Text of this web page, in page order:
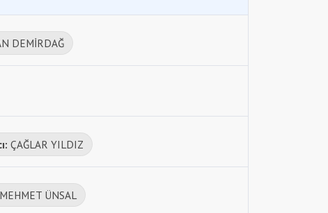
DEMİRDAĞ
ÇAĞLAR YILDIZ
MEHMET ÜNSAL